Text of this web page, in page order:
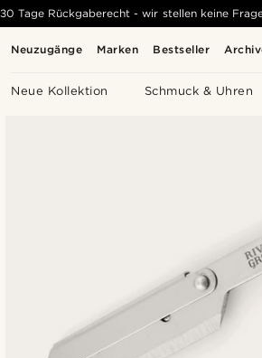
Neuzugänge Marken Bestseller
Neue Kollektion Schmuck & Uhren
30 Tage Rückgaberecht - wir stellen keine